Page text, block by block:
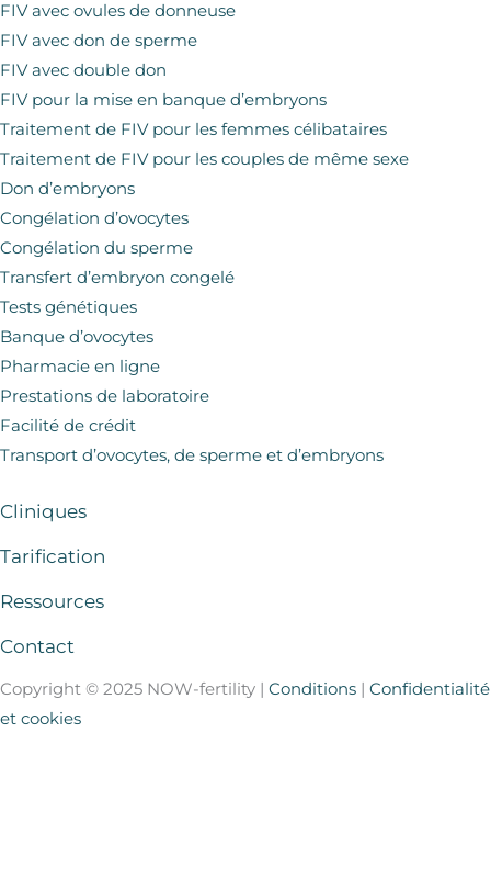
FIV avec ovules de donneuse
FIV avec don de sperme
FIV avec double don
FIV pour la mise en banque d’embryons
Traitement de FIV pour les femmes célibataires
Traitement de FIV pour les couples de même sexe
Don d’embryons
Congélation d’ovocytes
Congélation du sperme
Transfert d’embryon congelé
Tests génétiques
Banque d’ovocytes
Pharmacie en ligne
Prestations de laboratoire
Facilité de crédit
Transport d’ovocytes, de sperme et d’embryons
Cliniques
Tarification
Ressources
Contact
Copyright © 2025 NOW-fertility | Conditions
Confidentialité
et cookies